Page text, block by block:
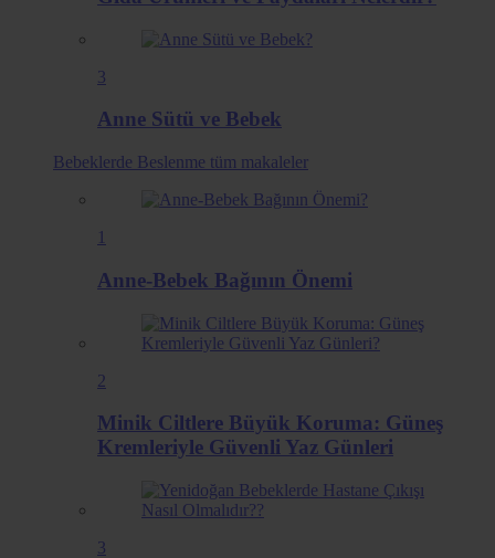
3
Anne Sütü ve Bebek
Bebeklerde Beslenme tüm makaleler
1
Anne-Bebek Bağının Önemi
2
Minik Ciltlere Büyük Koruma: Güneş
Kremleriyle Güvenli Yaz Günleri
3